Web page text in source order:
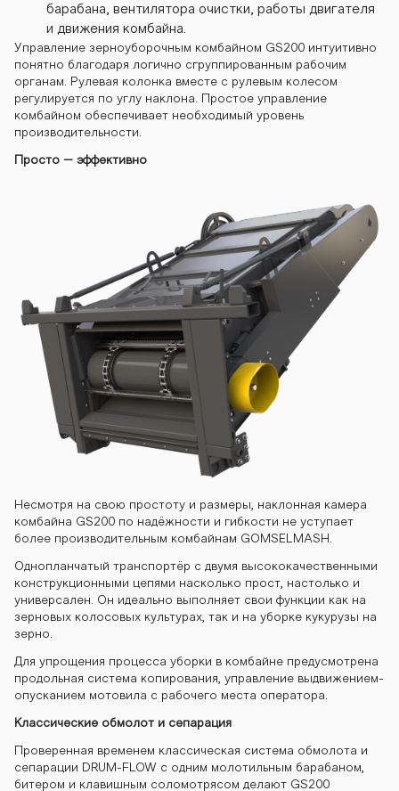
kombayn-gs20
0 kombayn-gs
200 kombayn-
gs200 kombay
n-gs200 komb
ayn-gs200 ko
mbayn-gs200
барабана, вентилятора очистки, работы двигателя
и движения комбайна.
Управление зерноуборочным комбайном GS200 интуитивно
понятно благодаря логично сгруппированным рабочим
органам. Рулевая колонка вместе с рулевым колесом
регулируется по углу наклона. Простое управление
комбайном обеспечивает необходимый уровень
производительности.
Просто – эффективно
Несмотря на свою простоту и размеры, наклонная камера
комбайна GS200 по надёжности и гибкости не уступает
более производительным комбайнам GOMSELMASH.
Однопланчатый транспортёр с двумя высококачественными
конструкционными цепями насколько прост, настолько и
универсален. Он идеально выполняет свои функции как на
зерновых колосовых культурах, так и на уборке кукурузы на
зерно.
Для упрощения процесса уборки в комбайне предусмотрена
продольная система копирования, управление выдвижением-
опусканием мотовила с рабочего места оператора.
Классические обмолот и сепарация
Проверенная временем классическая система обмолота и
сепарации DRUM-FLOW c одним молотильным барабаном,
битером и клавишным соломотрясом делают GS200